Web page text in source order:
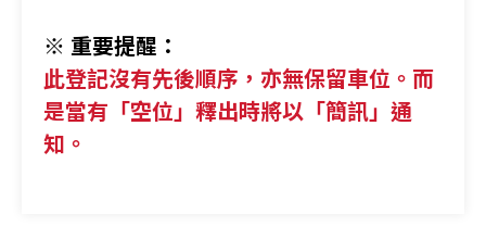
※ 重要提醒：
此登記沒有先後順序，亦無保留車位。而
是當有「空位」釋出時將以「簡訊」通
知。